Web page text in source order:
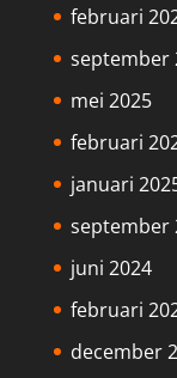
februari
september
mei 2025
februari
januari
september
juni 2024
februari
december